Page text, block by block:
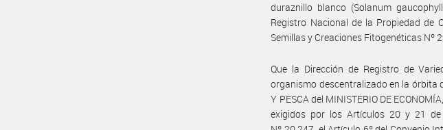
duraznillo blanco (Solanum
Registro Nacional de la Propiedad de
Semillas y Creaciones Fitogenéticas Nº
Que la Dirección de Registro de
organismo descentralizado en la órbita
Y PESCA del MINISTERIO DE
exigidos por los Artículos 20 y 21 de